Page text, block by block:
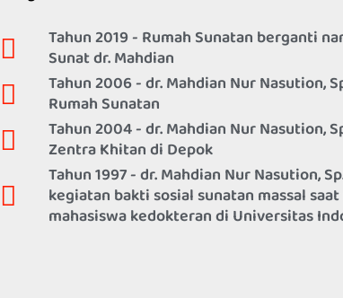
Tahun 2019 - Rumah Sunatan berganti
Sunat dr. Mahdian
Tahun 2006 - dr. Mahdian Nur Nasution,
Rumah Sunatan
Tahun 2004 - dr. Mahdian Nur Nasution,
Zentra Khitan di Depok
Tahun 1997 - dr. Mahdian Nur Nasution,
kegiatan bakti sosial sunatan massal
mahasiswa kedokteran di Universitas